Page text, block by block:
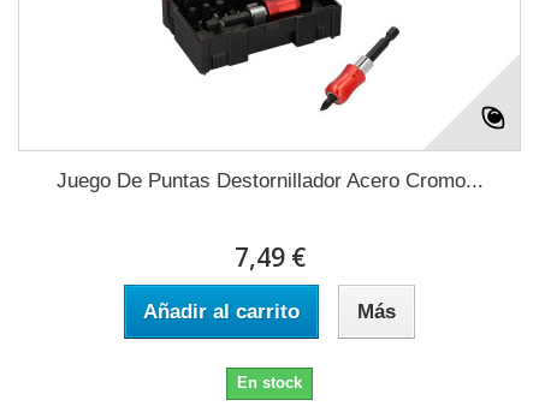
Juego De Puntas Destornillador Acero Cromo...
7,49 €
Añadir al carrito Más
En stock